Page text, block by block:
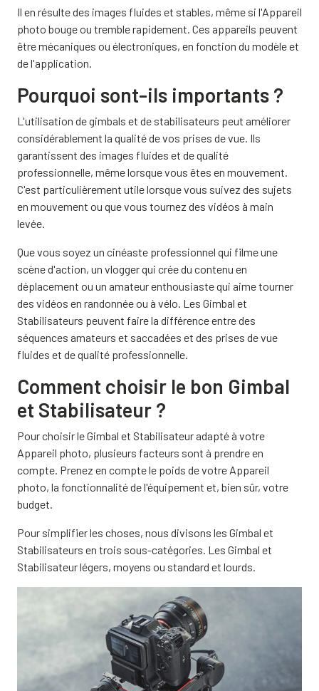
Il en résulte des images fluides et stables, même si l'Appareil
photo bouge ou tremble rapidement. Ces appareils peuvent
être mécaniques ou électroniques, en fonction du modèle et
de l'application.
Pourquoi sont-ils importants ?
L'utilisation de gimbals et de stabilisateurs peut améliorer
considérablement la qualité de vos prises de vue. Ils
garantissent des images fluides et de qualité
professionnelle, même lorsque vous êtes en mouvement.
C'est particulièrement utile lorsque vous suivez des sujets
en mouvement ou que vous tournez des vidéos à main
levée.
Que vous soyez un cinéaste professionnel qui filme une
scène d'action, un vlogger qui crée du contenu en
déplacement ou un amateur enthousiaste qui aime tourner
des vidéos en randonnée ou à vélo. Les Gimbal et
Stabilisateurs peuvent faire la différence entre des
séquences amateurs et saccadées et des prises de vue
fluides et de qualité professionnelle.
Comment choisir le bon Gimbal
et Stabilisateur ?
Pour choisir le Gimbal et Stabilisateur adapté à votre
Appareil photo, plusieurs facteurs sont à prendre en
compte. Prenez en compte le poids de votre Appareil
photo, la fonctionnalité de l'équipement et, bien sûr, votre
budget.
Pour simplifier les choses, nous divisons les Gimbal et
Stabilisateurs en trois sous-catégories. Les Gimbal et
Stabilisateur légers, moyens ou standard et lourds.